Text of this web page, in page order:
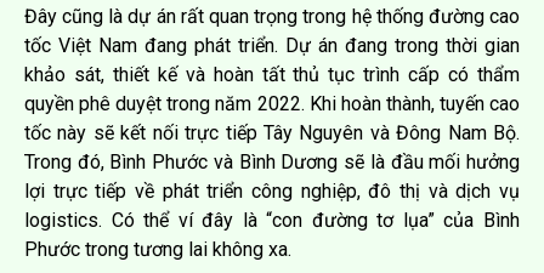
Đây cũng là dự án rất quan trọng trong hệ thống đường cao
tốc Việt Nam đang phát triển. Dự án đang trong thời gian
khảo sát, thiết kế và hoàn tất thủ tục trình cấp có thẩm
quyền phê duyệt trong năm 2022. Khi hoàn thành, tuyến cao
tốc này sẽ kết nối trực tiếp Tây Nguyên và Đông Nam Bộ.
Trong đó, Bình Phước và Bình Dương sẽ là đầu mối hưởng
lợi trực tiếp về phát triển công nghiệp, đô thị và dịch vụ
logistics. Có thể ví đây là “con đường tơ lụa” của Bình
Phước trong tương lai không xa.